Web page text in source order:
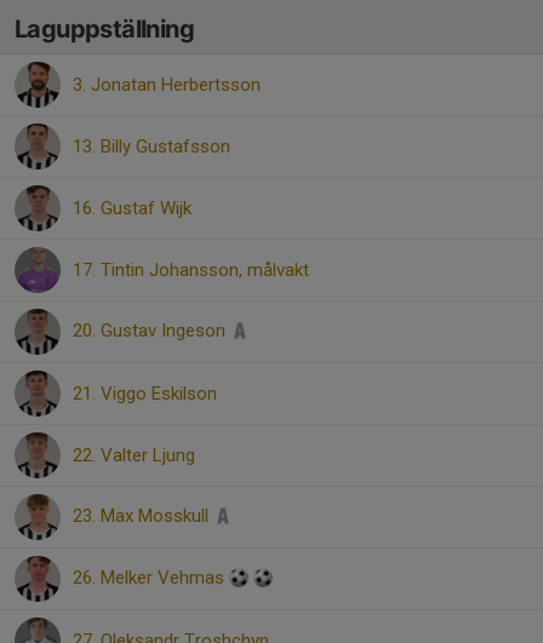
Laguppställning
3. Jonatan Herbertsson
13. Billy Gustafsson
16. Gustaf Wijk
17. Tintin Johansson, målvakt
20. Gustav Ingeson
21. Viggo Eskilson
22. Valter Ljung
23. Max Mosskull
26. Melker Vehmas